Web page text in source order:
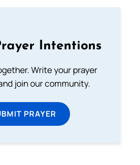
Intentions
Write your prayer
join our community.
PRAYER